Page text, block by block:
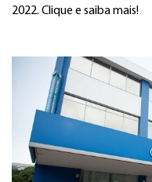
2022. Clique e saiba mais!